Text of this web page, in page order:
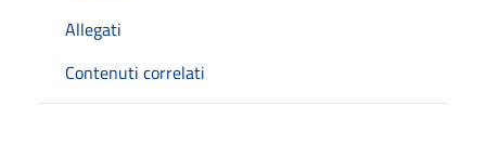
Allegati
Contenuti correlati